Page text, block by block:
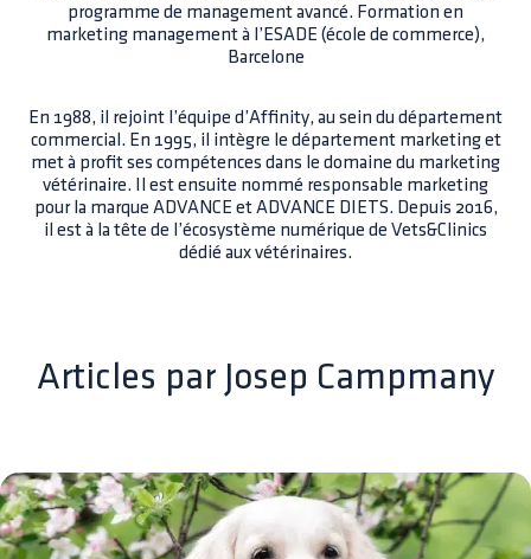
programme de management avancé. Formation en
marketing management à l’ESADE (école de commerce),
Barcelone
En 1988, il rejoint l’équipe d’Affinity, au sein du département
commercial. En 1995, il intègre le département marketing et
met à profit ses compétences dans le domaine du marketing
vétérinaire. Il est ensuite nommé responsable marketing
pour la marque ADVANCE et ADVANCE DIETS. Depuis 2016,
il est à la tête de l’écosystème numérique de Vets&Clinics
dédié aux vétérinaires.
Articles par Josep Campmany